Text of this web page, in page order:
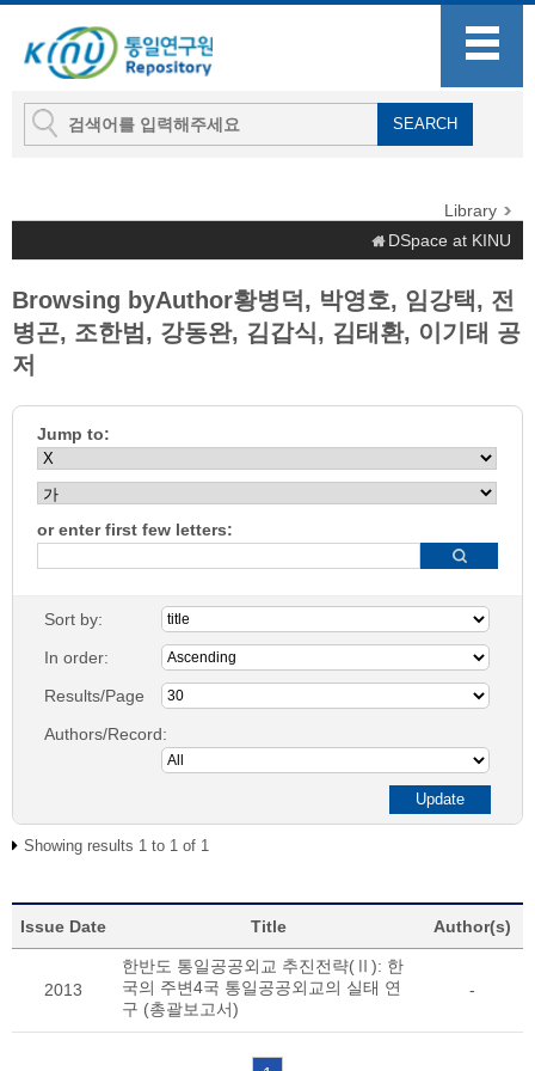
Library
DSpace at KINU
Browsing byAuthor황병덕, 박영호, 임강택, 전
병곤, 조한범, 강동완, 김갑식, 김태환, 이기태 공
저
Jump to:
or enter first few letters:
Sort by:
In order:
Results/Page
Authors/Record:
Showing results 1 to 1 of 1
Issue Date Title Author(s)
2013
한반도 통일공공외교 추진전략(Ⅱ): 한
국의 주변4국 통일공공외교의 실태 연
구 (총괄보고서)
-